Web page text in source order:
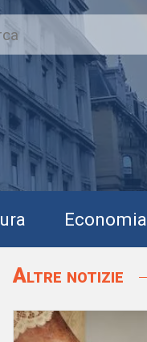
Economia
Altre notizie